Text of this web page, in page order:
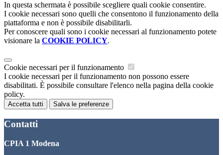
In questa schermata è possibile scegliere quali cookie consentire.
I cookie necessari sono quelli che consentono il funzionamento della
piattaforma e non è possibile disabilitarli.
Per conoscere quali sono i cookie necessari al funzionamento potete
visionare la COOKIE POLICY.
Cookie necessari per il funzionamento
I cookie necessari per il funzionamento non possono essere
disabilitati. È possibile consultare l'elenco nella pagina della cookie
policy.
Accetta tutti Salva le preferenze
Contatti
CPIA 1 Modena